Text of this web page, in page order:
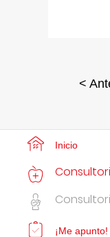
<
Inicio
¡Me apunto!